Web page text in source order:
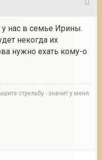
у нас в семье Ирины.
некогда их
нужно ехать кому-о
стрельбу - значит у меня